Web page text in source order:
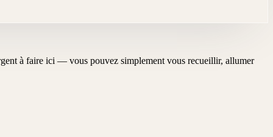
à faire ici — vous pouvez simplement vous recueillir, allumer